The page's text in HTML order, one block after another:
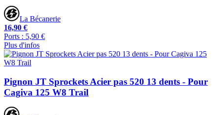
La Bécanerie
16,90 €
Ports : 5,90 €
Plus d'infos
Pignon JT Sprockets Acier pas 520 13 dents - Pour
Cagiva 125 W8 Trail